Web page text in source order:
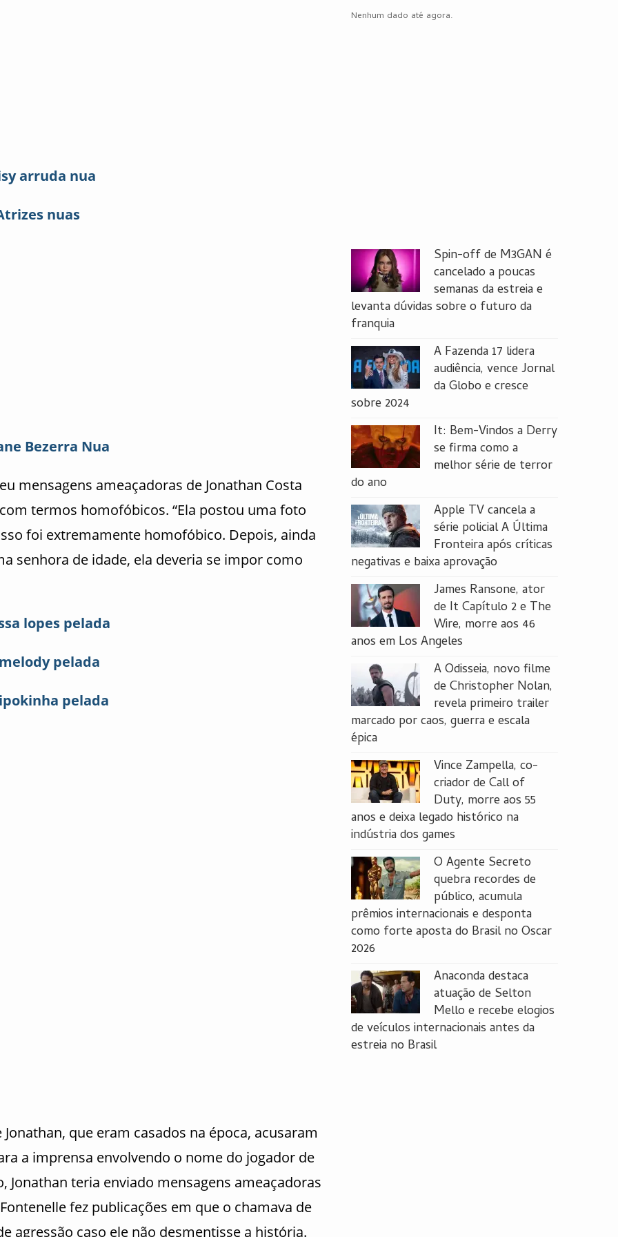
arruda nua
nuas
Bezerra Nua
mensagens ameaçadoras de Jonathan Costa
termos homofóbicos. “Ela postou uma foto
foi extremamente homofóbico. Depois, ainda
senhora de idade, ela deveria se impor como
lopes pelada
pelada
pelada
que eram casados na época, acusaram
a imprensa envolvendo o nome do jogador de
Jonathan teria enviado mensagens ameaçadoras
fez publicações em que o chamava de
agressão caso ele não desmentisse a história.
Nenhum dado até agora.
Spin-off de M3GAN é
cancelado a poucas
semanas da estreia e
levanta dúvidas sobre o futuro da
franquia
A Fazenda 17 lidera
audiência, vence Jornal
da Globo e cresce
sobre 2024
It: Bem-Vindos a Derry
se firma como a
melhor série de terror
do ano
Apple TV cancela a
série policial A Última
Fronteira após críticas
negativas e baixa aprovação
James Ransone, ator
de It Capítulo 2 e The
Wire, morre aos 46
anos em Los Angeles
A Odisseia, novo filme
de Christopher Nolan,
revela primeiro trailer
marcado por caos, guerra e escala
épica
Vince Zampella, co-
criador de Call of
Duty, morre aos 55
anos e deixa legado histórico na
indústria dos games
O Agente Secreto
quebra recordes de
público, acumula
prêmios internacionais e desponta
como forte aposta do Brasil no Oscar
2026
Anaconda destaca
atuação de Selton
Mello e recebe elogios
de veículos internacionais antes da
estreia no Brasil